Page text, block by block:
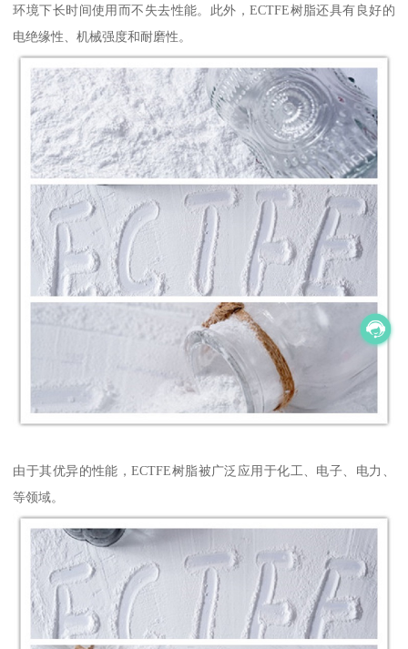
环境下长时间使用而不失去性能。此外，ECTFE树脂还具有良好的
电绝缘性、机械强度和耐磨性。
由于其优异的性能，ECTFE树脂被广泛应用于化工、电子、电力、
等领域。